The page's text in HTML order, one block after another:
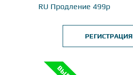
RU Продление 499р
РЕГИСТРАЦИЯ